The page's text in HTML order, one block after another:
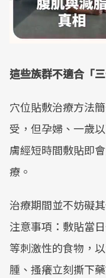
這些族群不適合「三
穴位貼敷治療方法
受，但孕婦、一歲
膚經短時間敷貼即
療。
治療期間並不妨礙
注意事項：敷貼當
等刺激性的食物，
腫、搔癢立刻撕下